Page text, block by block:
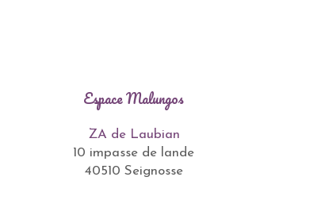
Espace Malungos
ZA de Laubian
10 impasse de lande
40510 Seignosse